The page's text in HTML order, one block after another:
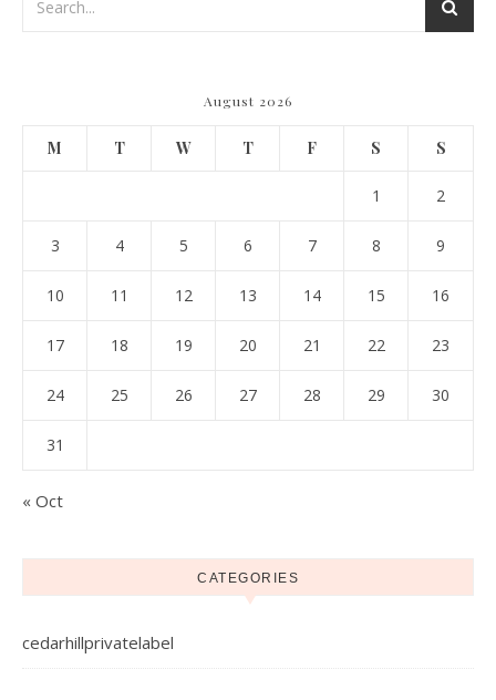
August 2026
M T W T F S S
1 2
3 4 5 6 7 8 9
10 11 12 13 14 15 16
17 18 19 20 21 22 23
24 25 26 27 28 29 30
31
« Oct
CATEGORIES
cedarhillprivatelabel